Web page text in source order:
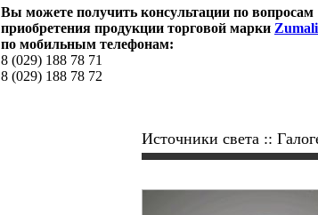
Вы можете получить консультации по вопросам
приобретения продукции торговой марки
по мобильным телефонам:
8 (029) 188 78 71
8 (029) 188 78 72
Источники света ::